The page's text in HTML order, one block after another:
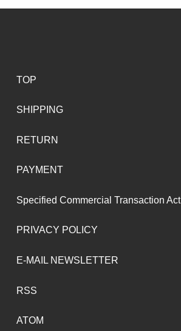
TOP
SHIPPING
RETURN
PAYMENT
Specified Commercial Transaction Act
PRIVACY POLICY
E-MAIL NEWSLETTER
RSS
ATOM